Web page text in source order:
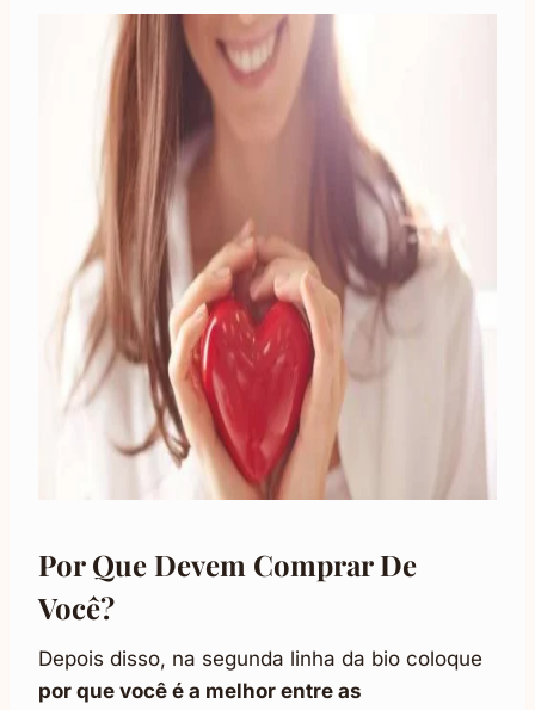
Por Que Devem Comprar De
Você?
Depois disso, na segunda linha da bio coloque
por que você é a melhor entre as